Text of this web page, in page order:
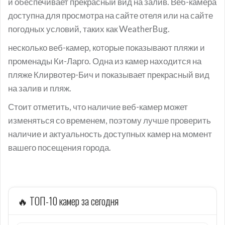
доступна для просмотра на сайте отеля или на сайте
погодных условий, таких как WeatherBug.
несколько веб-камер, которые показывают пляжи и
променады Ки-Ларго. Одна из камер находится на
пляже Клирвотер-Бич и показывает прекрасный вид
на залив и пляж.
Стоит отметить, что наличие веб-камер может
изменяться со временем, поэтому лучше проверить
наличие и актуальность доступных камер на момент
вашего посещения города.
🔥 ТОП-10 камер за сегодня